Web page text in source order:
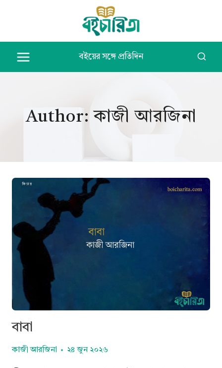
content
বইয়ের সঙ্গে প্রতিদিন
Author: কাজী আরজিনা
বাবা
কাজী আরজিনা ২৪ জুন ২০২৬